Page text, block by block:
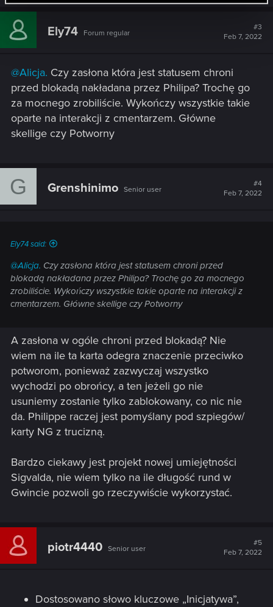
Ely74 Forum regular
#3
Feb 7, 2022
@Alicja. Czy zasłona która jest statusem chroni
przed blokadą nakładana przez Philipa? Trochę go
za mocnego zrobiliście. Wykończy wszystkie takie
oparte na interakcji z cmentarzem. Główne
skellige czy Potworny
G Grenshinimo Senior user
#4
Feb 7, 2022
Ely74 said:
@Alicja. Czy zasłona która jest statusem chroni przed
blokadą nakładana przez Philipa? Trochę go za mocnego
zrobiliście. Wykończy wszystkie takie oparte na interakcji z
cmentarzem. Główne skellige czy Potworny
A zasłona w ogóle chroni przed blokadą? Nie
wiem na ile ta karta odegra znaczenie przeciwko
potworom, ponieważ zazwyczaj wszystko
wychodzi po obrońcy, a ten jeżeli go nie
usuniemy zostanie tylko zablokowany, co nic nie
da. Philippe raczej jest pomyślany pod szpiegów/
karty NG z trucizną.
Bardzo ciekawy jest projekt nowej umiejętności
Sigvalda, nie wiem tylko na ile długość rund w
Gwincie pozwoli go rzeczywiście wykorzystać.
piotr4440 Senior user
#5
Feb 7, 2022
Dostosowano słowo kluczowe „Inicjatywa”,